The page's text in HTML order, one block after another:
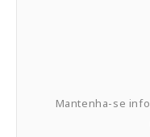
Mantenha-se